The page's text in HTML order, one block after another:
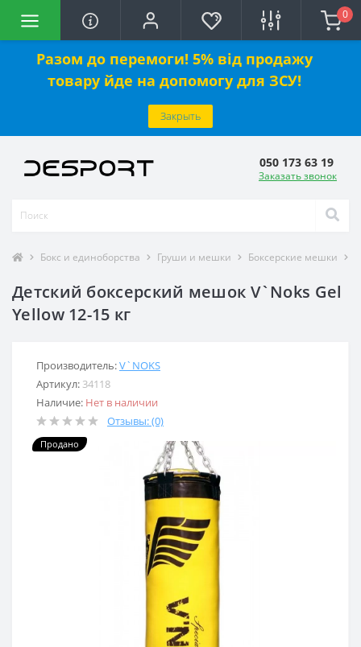
Разом до перемоги! 5% від продажу
товару йде на допомогу для ЗСУ!
Закрыть
0
050 173 63 19
Заказать звонок
Бокс и единоборства Груши и мешки Боксерские мешки
Детский боксерский мешок V`Noks Gel
Yellow 12-15 кг
Производитель:V`NOKS
Артикул: 34118
Наличие: Нет в наличии
Отзывы: (0)
Продано